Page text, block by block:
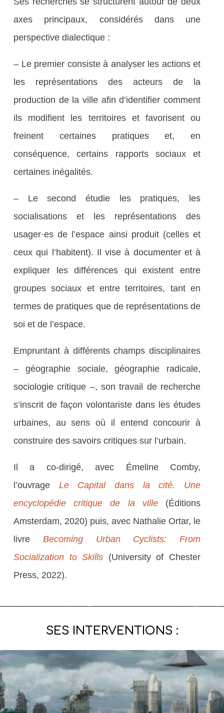
axes principaux, considérés dans une
perspective dialectique :
– Le premier consiste à analyser les actions et
les représentations des acteurs de la
production de la ville afin d’identifier comment
ils modifient les territoires et favorisent ou
freinent certaines pratiques et, en
conséquence, certains rapports sociaux et
certaines inégalités.
– Le second étudie les pratiques, les
socialisations et les représentations des
usager·es de l’espace ainsi produit (celles et
ceux qui l’habitent). Il vise à documenter et à
expliquer les différences qui existent entre
groupes sociaux et entre territoires, tant en
termes de pratiques que de représentations de
soi et de l’espace.
Empruntant à différents champs disciplinaires
– géographie sociale, géographie radicale,
sociologie critique –, son travail de recherche
s’inscrit de façon volontariste dans les études
urbaines, au sens où il entend concourir à
construire des savoirs critiques sur l’urbain.
Il a co-dirigé, avec Émeline Comby,
l’ouvrage Le Capital dans la cité. Une
encyclopédie critique de la ville(Éditions
Amsterdam, 2020) puis, avec Nathalie Ortar, le
livre Becoming Urban Cyclists: From
Socialization to Skills (University of Chester
Press, 2022).
SES INTERVENTIONS :